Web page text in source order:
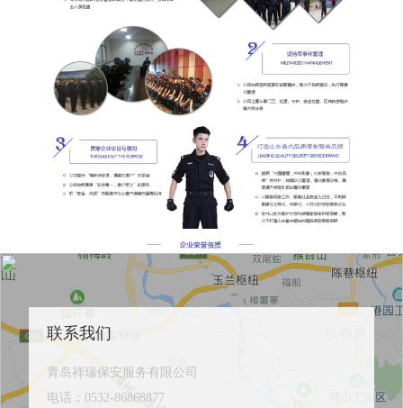
联系我们
青岛祥瑞保安服务有限公司
电话： 0532-86868877